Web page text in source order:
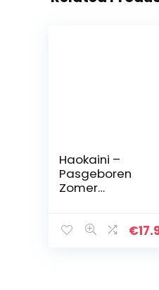
Haokaini –
Pasgeboren
Zomer
Ruche Jumpsuit
€